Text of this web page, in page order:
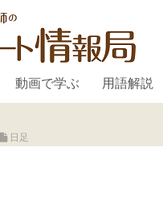
動画で学ぶ 用語解説
日足